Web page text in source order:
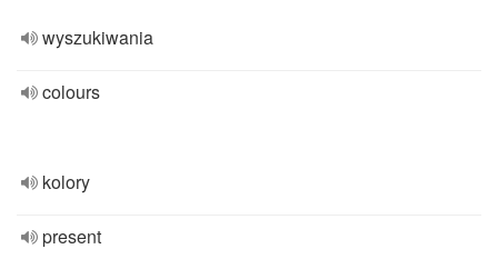
wyszukiwania
colours
kolory
present